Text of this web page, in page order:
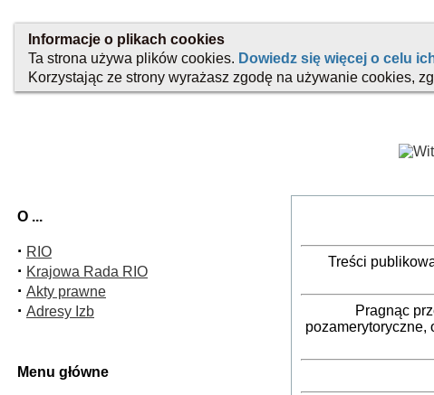
O ...
· RIO
· Krajowa Rada RIO
· Akty prawne
· Adresy Izb
Menu główne
Treści
Pragnąc
pozamerytoryczne,